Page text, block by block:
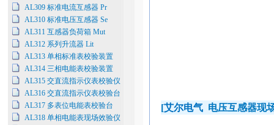
AL309 标准电流互感器 Pr
AL310 标准电压互感器 Se
AL311 互感器负荷箱 Mut
AL312 系列升流器 Lit
AL313 单相标准表校验装置
AL314 三相电能表校验装置
AL315 交直流指示仪表校验仪
AL316 交直流指示仪表校验台
AL317 多表位电能表校验台
AL318 单相电能表现场效验仪
[艾尔电气电压互感器现